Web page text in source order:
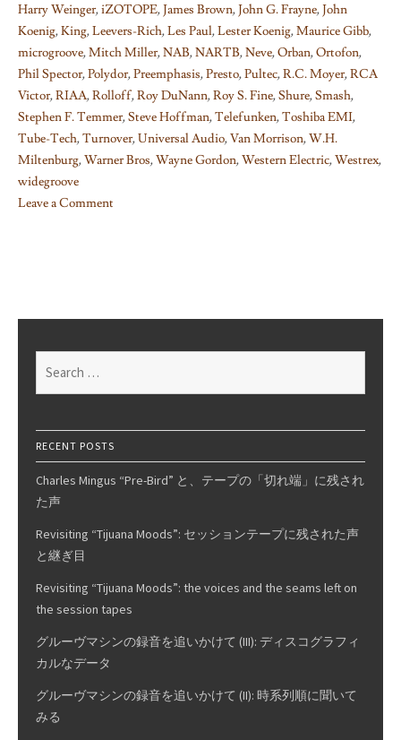
Harry Weinger,iZOTOPE,James Brown,John G. Frayne,John
Koenig,King,Leevers-Rich,Les Paul,Lester Koenig,Maurice Gibb,
microgroove,Mitch Miller,NAB,NARTB,Neve,Orban,Ortofon,
Phil Spector,Polydor,Preemphasis,Presto,Pultec,R.C. Moyer,RCA
Victor,RIAA,Rolloff,Roy DuNann,Roy S. Fine,Shure,Smash,
Stephen F. Temmer,Steve Hoffman,Telefunken,Toshiba EMI,
Tube-Tech,Turnover,Universal Audio,Van Morrison,W.H.
Miltenburg,Warner Bros,Wayne Gordon,Western Electric,Westrex,
widegroove
Leave a Comment
curves,
for:
RECENT POSTS
Charles Mingus “Pre-Bird” と、テープの「切れ端」に残され
た声
Revisiting “Tijuana Moods”: セッションテープに残された声
と継ぎ目
Revisiting “Tijuana Moods”: the voices and the seams left on
the session tapes
グルーヴマシンの録音を追いかけて (III): ディスコグラフィ
カルなデータ
グルーヴマシンの録音を追いかけて (II): 時系列順に聞いて
みる